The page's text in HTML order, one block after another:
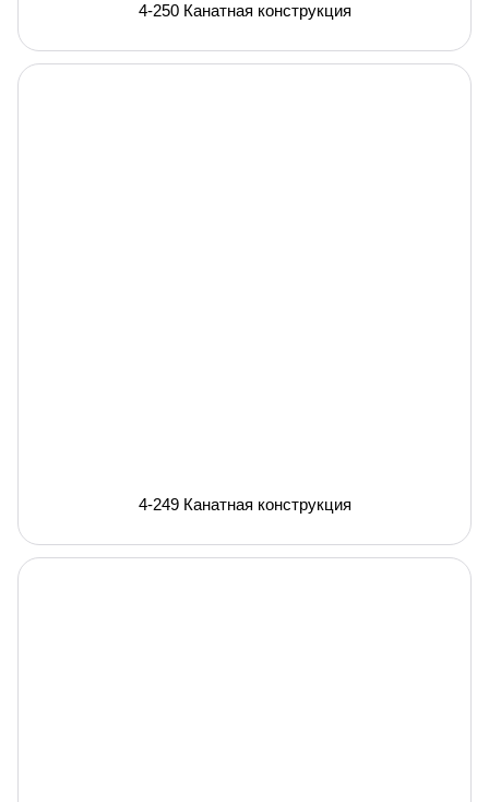
4-250 Канатная конструкция
4-249 Канатная конструкция